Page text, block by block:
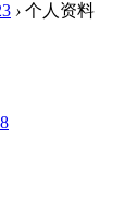
› 个人资料